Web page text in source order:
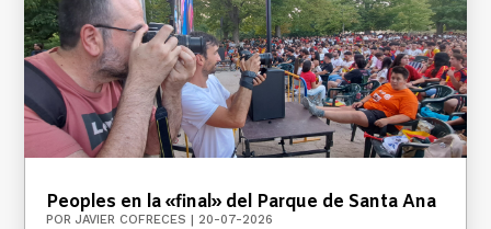
Peoples en la «final» del Parque de Santa Ana
PORJAVIER COFRECES 20-07-2026